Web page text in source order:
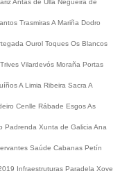
Antas de Ulla Negueira de
TrasmirasA Mariña Dodro
Ourol Toques Os Blancos
Vilardevós Moraña Portas
A Limia Ribeira Sacra A
Cenlle Rábade EsgosAs
Padrenda Xunta de Galicia Ana
Saúde Cabanas Petín
Infraestruturas Paradela Xove